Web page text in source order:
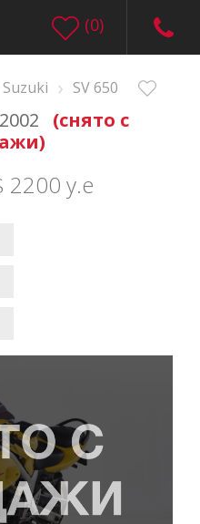
(0)
Suzuki › SV 650
2002
(снято с
2200 у.е